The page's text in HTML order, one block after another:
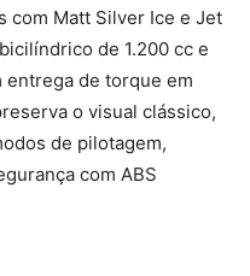
com Matt Silver Ice e Jet
de 1.200 cc e
entrega de torque em
o visual clássico,
de pilotagem,
com ABS